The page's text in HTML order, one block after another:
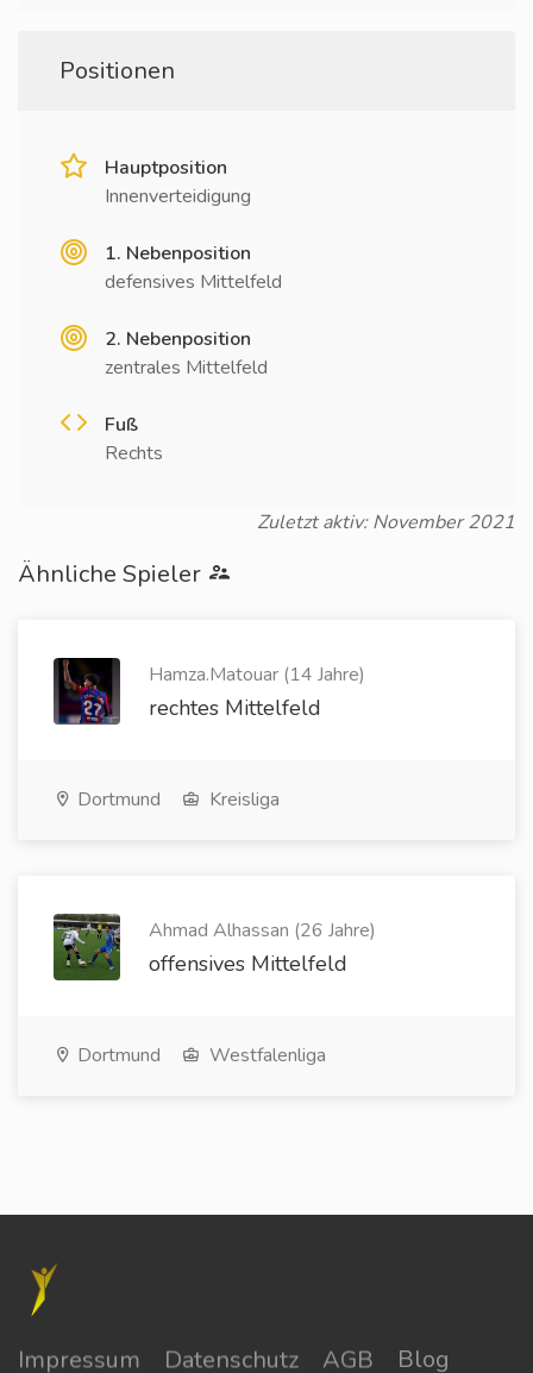
Positionen
Hauptposition
Innenverteidigung
1. Nebenposition
defensives Mittelfeld
2. Nebenposition
zentrales Mittelfeld
Fuß
Rechts
Zuletzt aktiv: November 2021
Ähnliche Spieler
Hamza.Matouar (14 Jahre)
rechtes Mittelfeld
Dortmund Kreisliga
Ahmad Alhassan (26 Jahre)
offensives Mittelfeld
Dortmund Westfalenliga
Impressum Datenschutz AGB Blog